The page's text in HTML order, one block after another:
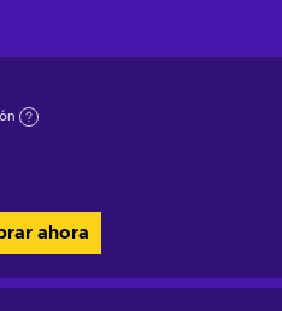
ahora